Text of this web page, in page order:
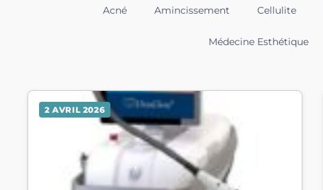
Acné Amincissement Cellulite
Médecine Esthétique
2 AVRIL 2026